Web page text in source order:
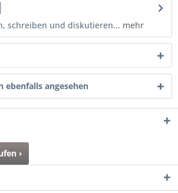
schreiben und diskutieren... mehr
ebenfalls angesehen
›